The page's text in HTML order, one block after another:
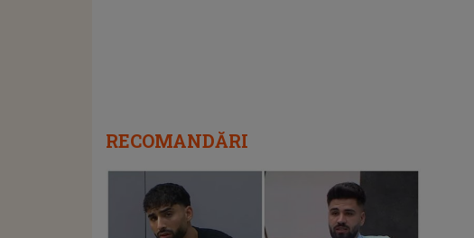
RECOMANDĂRI